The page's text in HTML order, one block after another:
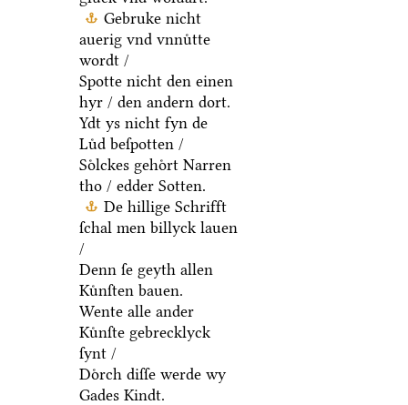
Gebruke nicht
auerig vnd vnnuͤtte
wordt /
Spotte nicht den einen
hyr / den andern dort.
Ydt ys nicht fyn de
Luͤd beſpotten /
Soͤlckes gehoͤrt Narren
tho / edder Sotten.
De hillige Schrifft
ſchal men billyck lauen
/
Denn ſe geyth allen
Kuͤnſten bauen.
Wente alle ander
Kuͤnſte gebrecklyck
ſynt /
Doͤrch diſſe werde wy
Gades Kindt.